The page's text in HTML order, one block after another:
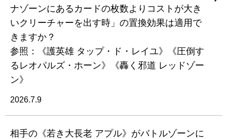
ナゾーンにあるカードの枚数よりコストが大き
いクリーチャーを出す時」の置換効果は適用で
きますか？
参照：《護英雄 タップ・ド・レイユ》《圧倒す
るレオパルズ・ホーン》《轟く邪道 レッドゾー
ン》
2026.7.9
相手の《若き大長老 アプル》がバトルゾーンに